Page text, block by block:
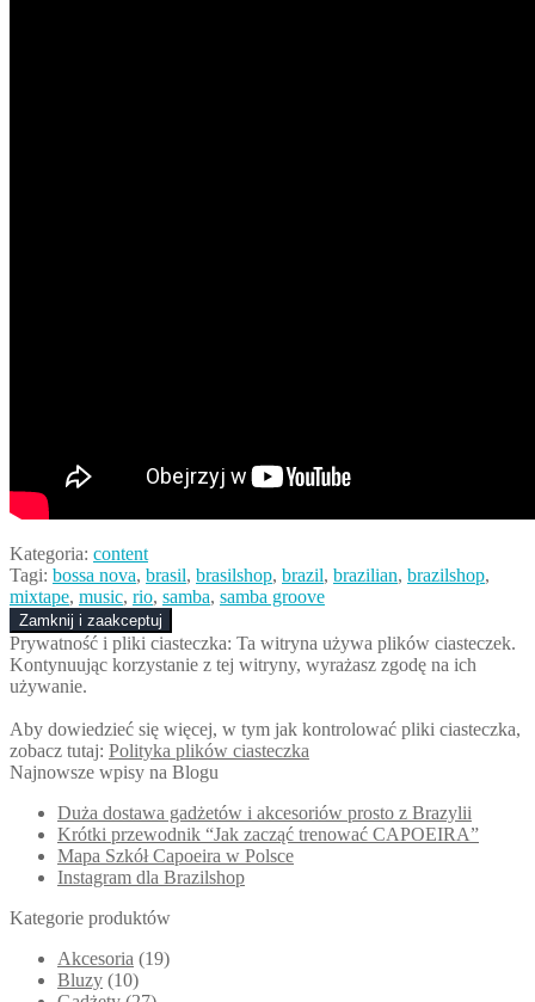
Kategoria: content
Tagi: bossa nova, brasil, brasilshop, brazil, brazilian, brazilshop,
mixtape, music, rio, samba, samba groove
Prywatność i pliki ciasteczka: Ta witryna używa plików ciasteczek.
Kontynuując korzystanie z tej witryny, wyrażasz zgodę na ich
używanie.
Aby dowiedzieć się więcej, w tym jak kontrolować pliki ciasteczka,
zobacz tutaj: Polityka plików ciasteczka
Najnowsze wpisy na Blogu
Duża dostawa gadżetów i akcesoriów prosto z Brazylii
Krótki przewodnik “Jak zacząć trenować CAPOEIRA”
Mapa Szkół Capoeira w Polsce
Instagram dla Brazilshop
Kategorie produktów
Akcesoria (19)
Bluzy (10)